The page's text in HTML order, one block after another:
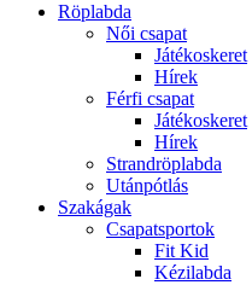
Röplabda
Női csapat
Játékoskeret
Hírek
Férfi csapat
Játékoskeret
Hírek
Strandröplabda
Utánpótlás
Szakágak
Csapatsportok
Fit Kid
Kézilabda